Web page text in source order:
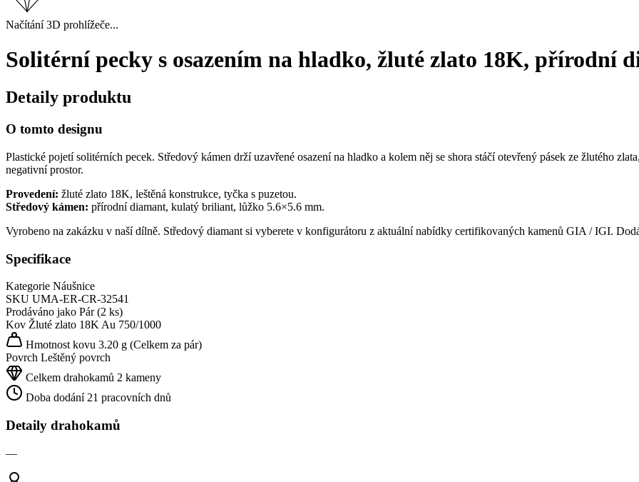
Načítání 3D prohlížeče...
Solitérní pecky s osazením na hladko, žluté zlato 18K, přírodní
Detaily produktu
O tomto designu
Plastické pojetí solitérních pecek. Středový kámen drží uzavřené osazení na hladko a kolem něj se shora stáčí otevřený pásek ze žlutého
negativní prostor.
Provedení: žluté zlato 18K, leštěná konstrukce, tyčka s puzetou.
Středový kámen: přírodní diamant, kulatý briliant, lůžko 5.6×5.6 mm.
Vyrobeno na zakázku v naší dílně. Středový diamant si vyberete v konfigurátoru z aktuální nabídky certifikovaných kamenů GIA / IGI.
Specifikace
Kategorie Náušnice
SKU UMA-ER-CR-32541
Prodáváno jako Pár (2 ks)
Kov Žluté zlato 18KAu 750/1000
Hmotnost kovu 3.20 g (Celkem za pár)
Povrch Leštěný povrch
Celkem drahokamů 2 kameny
Doba dodání 21 pracovních dnů
Detaily drahokamů
—